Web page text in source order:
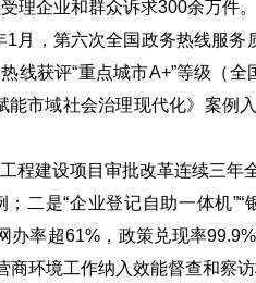
理企业和群众诉求300余万件。
月，第六次全国政务热线服务
线获评“重点城市A+”等级（
能市域社会治理现代化》案例
程建设项目审批改革连续三年
二是“企业登记自助一体机
办率超61%，政策兑现率
环境工作纳入效能督查和察访